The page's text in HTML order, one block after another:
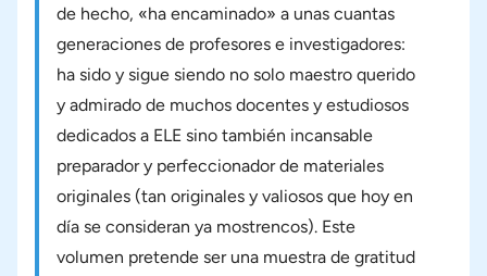
de hecho, «ha encaminado» a unas cuantas
generaciones de profesores e investigadores:
ha sido y sigue siendo no solo maestro querido
y admirado de muchos docentes y estudiosos
dedicados a ELE sino también incansable
preparador y perfeccionador de materiales
originales (tan originales y valiosos que hoy en
día se consideran ya mostrencos). Este
volumen pretende ser una muestra de gratitud